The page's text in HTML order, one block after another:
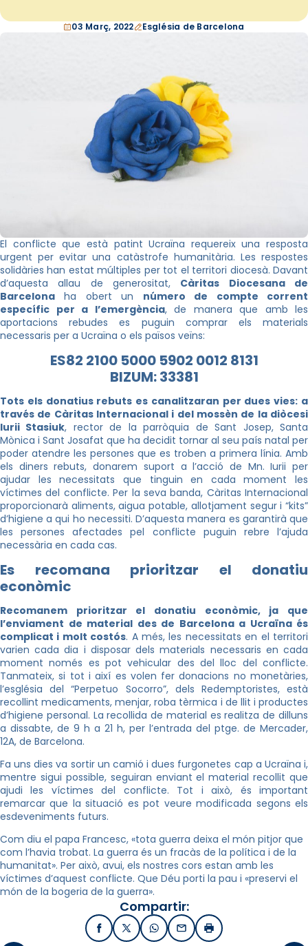
03 Març, 2022 Església de Barcelona
El conflicte que està patint Ucraïna requereix una resposta
urgent per evitar una catàstrofe humanitària. Les respostes
solidàries han estat múltiples per tot el territori diocesà. Davant
d’aquesta allau de generositat, Càritas Diocesana de
Barcelona ha obert un número de compte corrent
específic per a l’emergència, de manera que amb les
aportacions rebudes es puguin comprar els materials
necessaris per a Ucraïna o els països veïns:
ES82 2100 5000 5902 0012 8131
BIZUM: 33381
Tots els donatius rebuts es canalitzaran per dues vies: a
través de Càritas Internacional i del mossèn de la diòcesi
Iurii Stasiuk, rector de la parròquia de Sant Josep, Santa
Mònica i Sant Josafat que ha decidit tornar al seu país natal per
poder atendre les persones que es troben a primera línia. Amb
els diners rebuts, donarem suport a l’acció de Mn. Iurii per
ajudar les necessitats que tinguin en cada moment les
víctimes del conflicte. Per la seva banda, Càritas Internacional
proporcionarà aliments, aigua potable, allotjament segur i “kits”
d’higiene a qui ho necessiti. D’aquesta manera es garantirà que
les persones afectades pel conflicte puguin rebre l’ajuda
necessària en cada cas.
Es recomana prioritzar el donatiu
econòmic
Recomanem prioritzar el donatiu econòmic, ja que
l’enviament de material des de Barcelona a Ucraïna és
complicat i molt costós. A més, les necessitats en el territori
varien cada dia i disposar dels materials necessaris en cada
moment només es pot vehicular des del lloc del conflicte.
Tanmateix, si tot i així es volen fer donacions no monetàries,
l’església del “Perpetuo Socorro”, dels Redemptoristes, està
recollint medicaments, menjar, roba tèrmica i de llit i productes
d’higiene personal. La recollida de material es realitza de dilluns
a dissabte, de 9 h a 21 h, per l’entrada del ptge. de Mercader,
12A, de Barcelona.
Fa uns dies va sortir un camió i dues furgonetes cap a Ucraïna i,
mentre sigui possible, seguiran enviant el material recollit que
ajudi les víctimes del conflicte. Tot i això, és important
remarcar que la situació es pot veure modificada segons els
esdeveniments futurs.
Com diu el papa Francesc, «tota guerra deixa el món pitjor que
com l’havia trobat. La guerra és un fracàs de la política i de la
humanitat». Per això, avui, els nostres cors estan amb les
víctimes d’aquest conflicte. Que Déu porti la pau i «preservi el
món de la bogeria de la guerra».
Compartir:
FacebookX / TwitterWhatsApp
EmailImprimir